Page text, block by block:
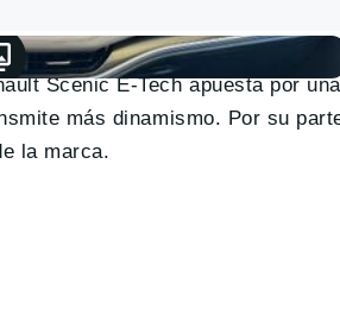
Scenic E-Tech apuesta por una
más dinamismo. Por su
la marca.